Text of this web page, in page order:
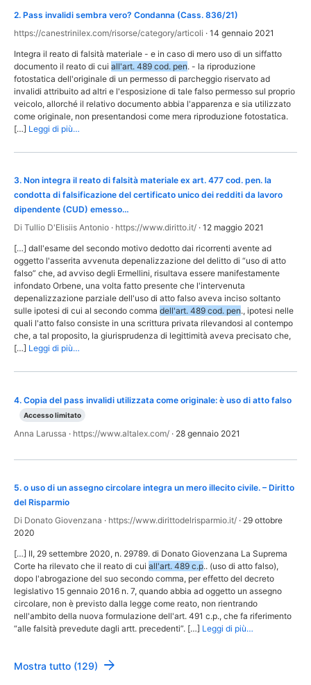
2. Pass invalidi sembra vero? Condanna (Cass. 836/21)
https://canestrinilex.com/risorse/category/articoli · 14 gennaio 2021
Integra il reato di falsità materiale - e in caso di mero uso di un siffatto
documento il reato di cui all'art. 489 cod. pen. - la riproduzione
fotostatica dell'originale di un permesso di parcheggio riservato ad
invalidi attribuito ad altri e l'esposizione di tale falso permesso sul proprio
veicolo, allorché il relativo documento abbia l'apparenza e sia utilizzato
come originale, non presentandosi come mera riproduzione fotostatica.
[…] Leggi di più…
3. Non integra il reato di falsità materiale ex art. 477 cod. pen. la
condotta di falsificazione del certificato unico dei redditi da lavoro
dipendente (CUD) emesso…
Di Tullio D'Elisiis Antonio · https://www.diritto.it/ · 12 maggio 2021
[…] dall'esame del secondo motivo dedotto dai ricorrenti avente ad
oggetto l'asserita avvenuta depenalizzazione del delitto di “uso di atto
falso” che, ad avviso degli Ermellini, risultava essere manifestamente
infondato Orbene, una volta fatto presente che l'intervenuta
depenalizzazione parziale dell'uso di atto falso aveva inciso soltanto
sulle ipotesi di cui al secondo comma dell'art. 489 cod. pen., ipotesi nelle
quali l'atto falso consiste in una scrittura privata rilevandosi al contempo
che, a tal proposito, la giurisprudenza di legittimità aveva precisato che,
[…] Leggi di più…
4. Copia del pass invalidi utilizzata come originale: è uso di atto falso
Accesso limitato
Anna Larussa · https://www.altalex.com/ · 28 gennaio 2021
5. o uso di un assegno circolare integra un mero illecito civile. – Diritto
del Risparmio
Di Donato Giovenzana · https://www.dirittodelrisparmio.it/ · 29 ottobre
2020
[…] II, 29 settembre 2020, n. 29789. di Donato Giovenzana La Suprema
Corte ha rilevato che il reato di cui all'art. 489 c.p.. (uso di atto falso),
dopo l'abrogazione del suo secondo comma, per effetto del decreto
legislativo 15 gennaio 2016 n. 7, quando abbia ad oggetto un assegno
circolare, non è previsto dalla legge come reato, non rientrando
nell'ambito della nuova formulazione dell'art. 491 c.p., che fa riferimento
“alle falsità prevedute dagli artt. precedenti”. […] Leggi di più…
Mostra tutto (129)